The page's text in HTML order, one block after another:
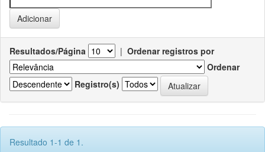
Resultados/Página | Ordenar registros por
Ordenar
Registro(s)
Resultado 1-1 de 1.